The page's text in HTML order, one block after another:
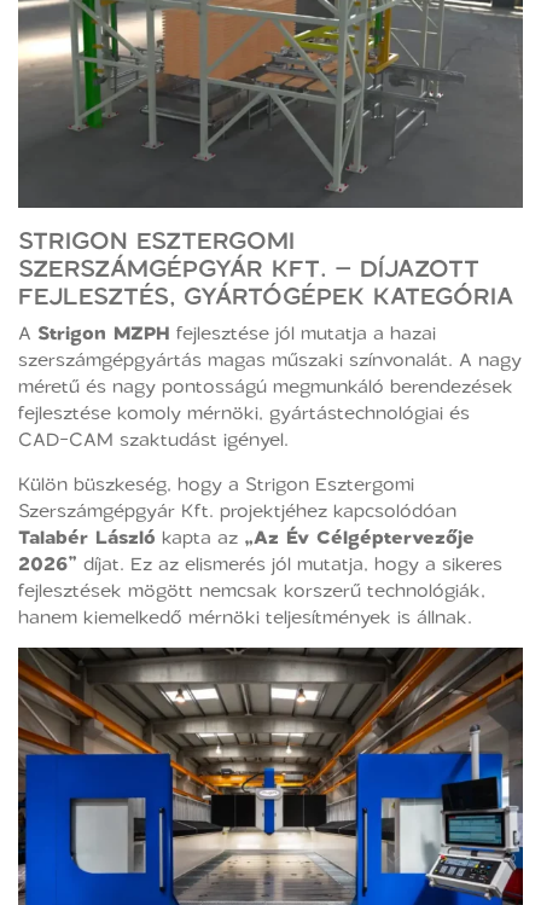
STRIGON ESZTERGOMI
SZERSZÁMGÉPGYÁR KFT. – DÍJAZOTT
FEJLESZTÉS, GYÁRTÓGÉPEK KATEGÓRIA
A Strigon MZPH fejlesztése jól mutatja a hazai
szerszámgépgyártás magas műszaki színvonalát. A nagy
méretű és nagy pontosságú megmunkáló berendezések
fejlesztése komoly mérnöki, gyártástechnológiai és
CAD-CAM szaktudást igényel.
Külön büszkeség, hogy a Strigon Esztergomi
Szerszámgépgyár Kft. projektjéhez kapcsolódóan
Talabér László kapta az „Az Év Célgéptervezője
2026” díjat. Ez az elismerés jól mutatja, hogy a sikeres
fejlesztések mögött nemcsak korszerű technológiák,
hanem kiemelkedő mérnöki teljesítmények is állnak.